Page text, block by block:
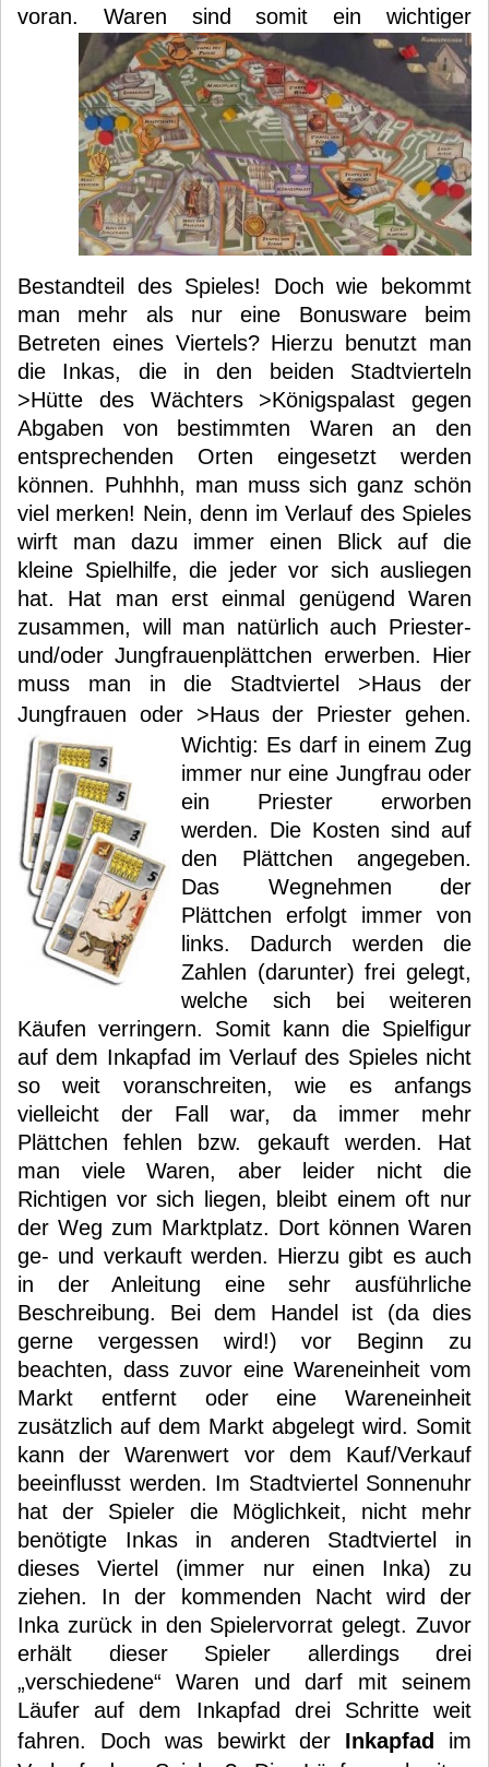
voran. Waren sind somit ein wichtiger
Bestandteil des Spieles! Doch wie bekommt
man mehr als nur eine Bonusware beim
Betreten eines Viertels? Hierzu benutzt man
die Inkas, die in den beiden Stadtvierteln
>Hütte des Wächters >Königspalast gegen
Abgaben von bestimmten Waren an den
entsprechenden Orten eingesetzt werden
können. Puhhhh, man muss sich ganz schön
viel merken! Nein, denn im Verlauf des Spieles
wirft man dazu immer einen Blick auf die
kleine Spielhilfe, die jeder vor sich ausliegen
hat. Hat man erst einmal genügend Waren
zusammen, will man natürlich auch Priester-
und/oder Jungfrauenplättchen erwerben. Hier
muss man in die Stadtviertel >Haus der
Jungfrauen oder >Haus der Priester gehen.
Wichtig: Es darf in einem Zug
immer nur eine Jungfrau oder
ein Priester erworben
werden. Die Kosten sind auf
den Plättchen angegeben.
Das Wegnehmen der
Plättchen erfolgt immer von
links. Dadurch werden die
Zahlen (darunter) frei gelegt,
welche sich bei weiteren
Käufen verringern. Somit kann die Spielfigur
auf dem Inkapfad im Verlauf des Spieles nicht
so weit voranschreiten, wie es anfangs
vielleicht der Fall war, da immer mehr
Plättchen fehlen bzw. gekauft werden. Hat
man viele Waren, aber leider nicht die
Richtigen vor sich liegen, bleibt einem oft nur
der Weg zum Marktplatz. Dort können Waren
ge- und verkauft werden. Hierzu gibt es auch
in der Anleitung eine sehr ausführliche
Beschreibung. Bei dem Handel ist (da dies
gerne vergessen wird!) vor Beginn zu
beachten, dass zuvor eine Wareneinheit vom
Markt entfernt oder eine Wareneinheit
zusätzlich auf dem Markt abgelegt wird. Somit
kann der Warenwert vor dem Kauf/Verkauf
beeinflusst werden. Im Stadtviertel Sonnenuhr
hat der Spieler die Möglichkeit, nicht mehr
benötigte Inkas in anderen Stadtviertel in
dieses Viertel (immer nur einen Inka) zu
ziehen. In der kommenden Nacht wird der
Inka zurück in den Spielervorrat gelegt. Zuvor
erhält dieser Spieler allerdings drei
„verschiedene“ Waren und darf mit seinem
Läufer auf dem Inkapfad drei Schritte weit
fahren. Doch was bewirkt der Inkapfad
im